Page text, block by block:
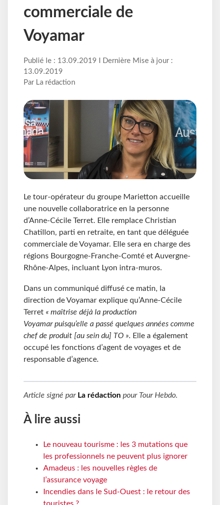
commerciale de
Voyamar
Publié le : 13.09.2019 I Dernière Mise à jour :
13.09.2019
Par La rédaction
Le tour-opérateur du groupe Marietton accueille
une nouvelle collaboratrice en la personne
d’Anne-Cécile Terret. Elle remplace Christian
Chatillon, parti en retraite, en tant que déléguée
commerciale de Voyamar. Elle sera en charge des
régions Bourgogne-Franche-Comté et Auvergne-
Rhône-Alpes, incluant Lyon intra-muros.
Dans un communiqué diffusé ce matin, la
direction de Voyamar explique qu’Anne-Cécile
Terret « maîtrise déjà la production
Voyamar puisqu’elle a passé quelques années comme
chef de produit [au sein du] TO ». Elle a également
occupé les fonctions d’agent de voyages et de
responsable d’agence.
Article signé par La rédaction pour Tour Hebdo.
À lire aussi
Le nouveau tourisme : les 3 mutations que
les professionnels ne peuvent plus ignorer
Amadeus : les nouvelles règles de
l’assurance voyage
Incendies dans le Sud-Ouest : le retour des